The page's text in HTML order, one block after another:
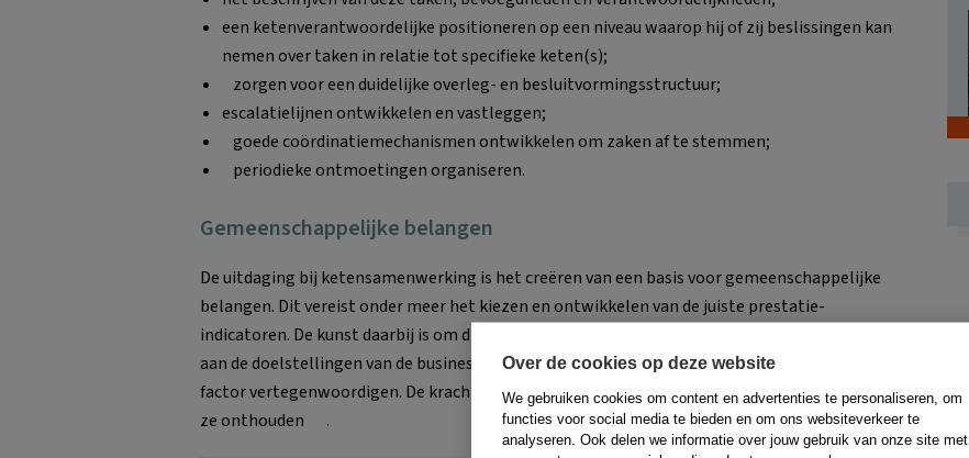
een ketenverantwoordelijke positioneren op een niveau waarop hij of zij beslissingen kan
nemen over taken in relatie tot specifieke keten(s);
zorgen voor een duidelijke overleg- en besluitvormingsstructuur;
escalatielijnen ontwikkelen en vastleggen;
goede coördinatiemechanismen ontwikkelen om zaken af te stemmen;
periodieke ontmoetingen organiseren.
Gemeenschappelijke belangen
De uitdaging bij ketensamenwerking is het creëren van een basis voor gemeenschappelijke
belangen. Dit vereist onder meer het kiezen en ontwikkelen van de juiste prestatie-
indicatoren. De kunst daarbij is om die indicatoren te selecteren die enerzijds gekoppeld zijn
aan de doelstellingen van de businessstrategie en die anderzijds een gemeenschappelijke
factor vertegenwoordigen. De kracht zit daarbij in de eenvoud: hou ze helder, dan kan iedereen
ze onthouden .
Over de cookies op deze website
We gebruiken cookies om content en advertenties te personaliseren, om
functies voor social media te bieden en om ons websiteverkeer te
analyseren. Ook delen we informatie over jouw gebruik van onze site met